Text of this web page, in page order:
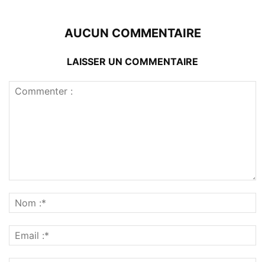
AUCUN COMMENTAIRE
LAISSER UN COMMENTAIRE